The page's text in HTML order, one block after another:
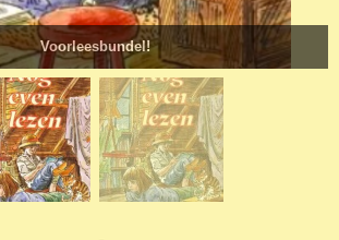
Voorleesbundel!